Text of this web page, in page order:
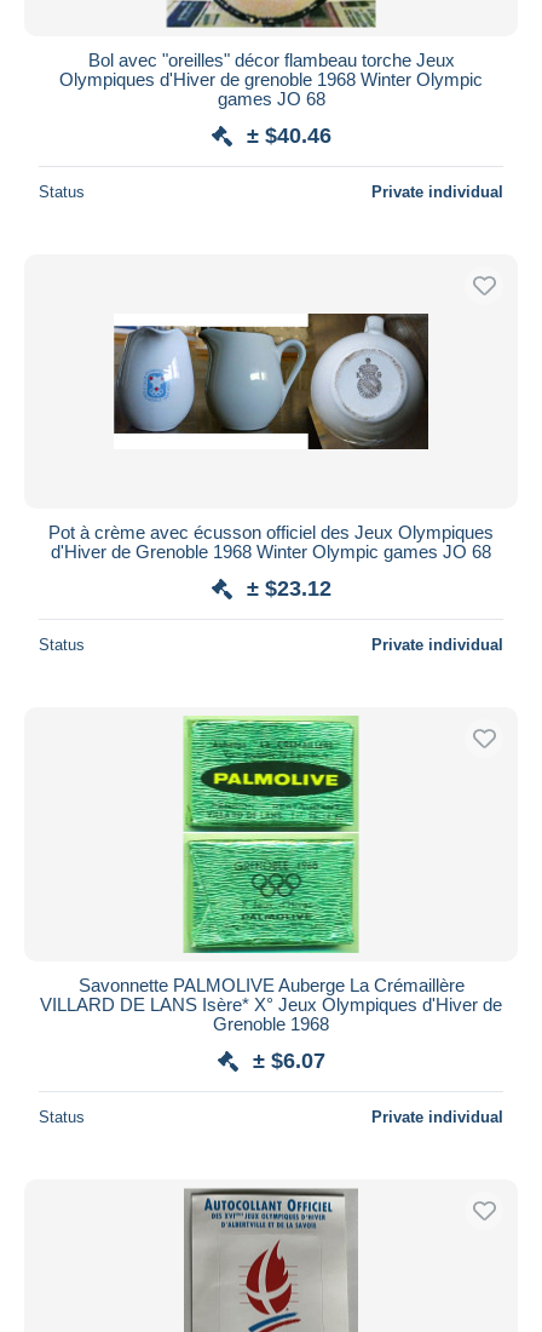
Bol avec "oreilles" décor flambeau torche Jeux
Olympiques d'Hiver de grenoble 1968 Winter Olympic
games JO 68
± $40.46
Status Private individual
Pot à crème avec écusson officiel des Jeux Olympiques
d'Hiver de Grenoble 1968 Winter Olympic games JO 68
± $23.12
Status Private individual
Savonnette PALMOLIVE Auberge La Crémaillère
VILLARD DE LANS Isère* X° Jeux Olympiques d'Hiver de
Grenoble 1968
± $6.07
Status Private individual